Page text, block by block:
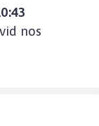
nos